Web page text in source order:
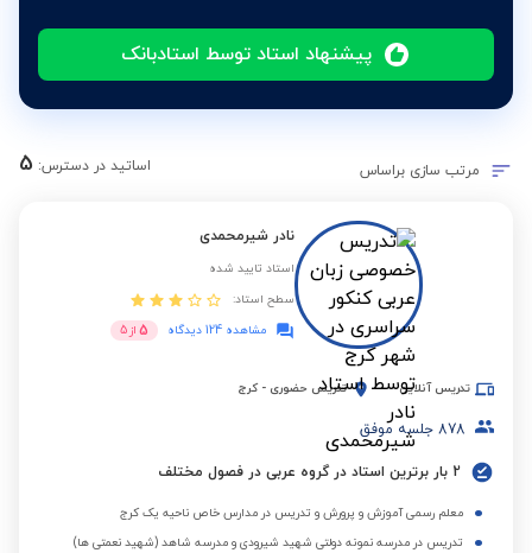
پیشنهاد استاد توسط استادبانک
مرتب سازی براساس اساتید در دسترس: 5
نادر شیرمحمدی
استاد تایید شده
سطح استاد:
مشاهده 124 دیدگاه
5 از 5
تدریس آنلاین تدریس حضوری - کرج
878 جلسه موفق
2 بار برترین استاد در گروه عربی در فصول مختلف
معلم رسمی آموزش و پرورش و تدریس در مدارس خاص ناحیه یک کرج
تدریس در مدرسه نمونه دولتی شهید شیرودی و مدرسه شاهد (شهید نعمتی ها)